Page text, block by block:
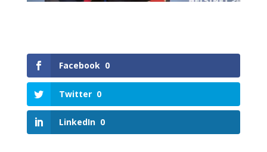
Facebook 0
Twitter 0
LinkedIn 0